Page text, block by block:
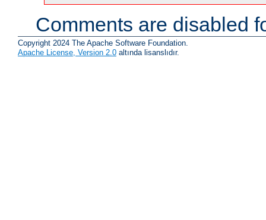
Comments are disabled
Copyright 2024 The Apache Software Foundation.
Apache License, Version 2.0 altında lisanslıdır.